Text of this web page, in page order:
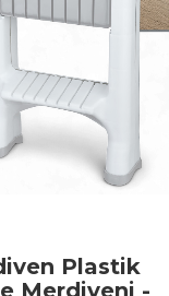
Plastik
Merdiveni -